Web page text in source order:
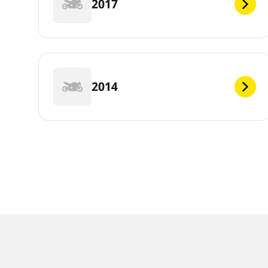
2017
2014